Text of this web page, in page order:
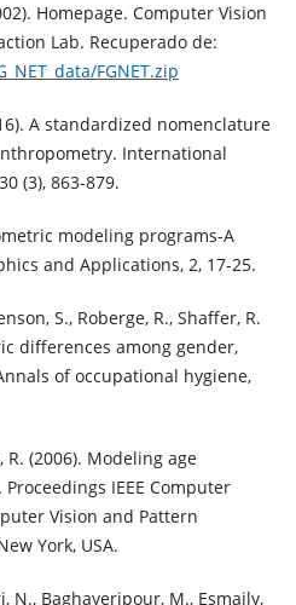
Homepage. Computer Vision
Lab. Recuperado de:
FGNET.zip
A standardized nomenclature
International
(3), 863-879.
modeling programs-A
and Applications, 2, 17-25.
S., Roberge, R., Shaffer, R.
differences among gender,
of occupational hygiene,
(2006). Modeling age
IEEE Computer
Vision and Pattern
York, USA.
N., Baghayeripour, M., Esmaily,